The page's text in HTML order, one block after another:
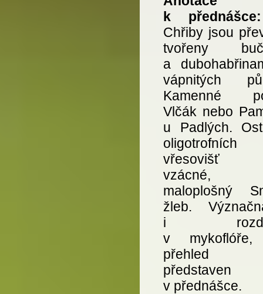
k
Chřiby jsou
tvořeny
a
vápnitých
Kamenné
Vlčák nebo
u Padlých.
oligotrofních
vřesovišť
vzácné,
maloplošný
žleb.
i
v
přehled
představen
v přednášce.